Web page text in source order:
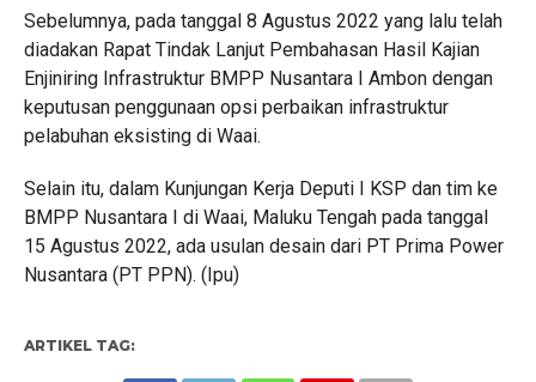
Sebelumnya, pada tanggal 8 Agustus 2022 yang lalu telah
diadakan Rapat Tindak Lanjut Pembahasan Hasil Kajian
Enjiniring Infrastruktur BMPP Nusantara I Ambon dengan
keputusan penggunaan opsi perbaikan infrastruktur
pelabuhan eksisting di Waai.
Selain itu, dalam Kunjungan Kerja Deputi I KSP dan tim ke
BMPP Nusantara I di Waai, Maluku Tengah pada tanggal
15 Agustus 2022, ada usulan desain dari PT Prima Power
Nusantara (PT PPN). (Ipu)
ARTIKEL TAG: